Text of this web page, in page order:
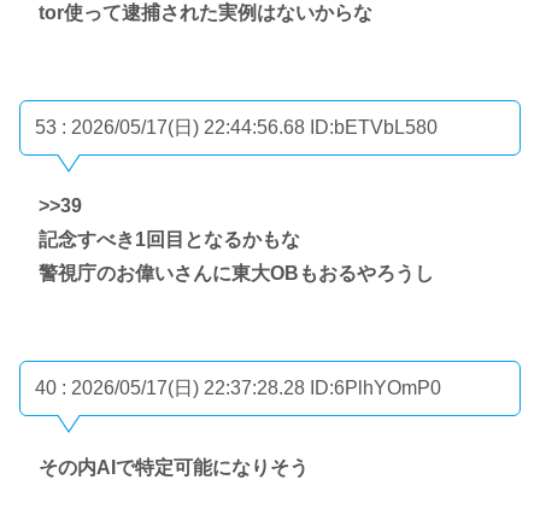
tor使って逮捕された実例はないからな
53 : 2026/05/17(日) 22:44:56.68 ID:bETVbL580
>>39
記念すべき1回目となるかもな
警視庁のお偉いさんに東大OBもおるやろうし
40 : 2026/05/17(日) 22:37:28.28 ID:6PlhYOmP0
その内AIで特定可能になりそう